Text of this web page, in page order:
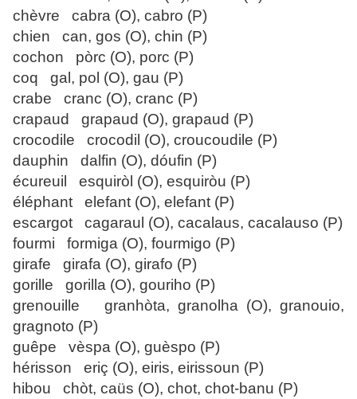
chèvre cabra (O), cabro (P)
chien can, gos (O), chin (P)
cochon pòrc (O), porc (P)
coq gal, pol (O), gau (P)
crabe cranc (O), cranc (P)
crapaud grapaud (O), grapaud (P)
crocodile crocodil (O), croucoudile (P)
dauphin dalfin (O), dóufin (P)
écureuil esquiròl (O), esquiròu (P)
éléphant elefant (O), elefant (P)
escargot cagaraul (O), cacalaus, cacalauso (P)
fourmi formiga (O), fourmigo (P)
girafe girafa (O), girafo (P)
gorille gorilla (O), gouriho (P)
grenouille granhòta, granolha (O), granouio,
gragnoto (P)
guêpe vèspa (O), guèspo (P)
hérisson eriç (O), eiris, eirissoun (P)
hibou chòt, caüs (O), chot, chot-banu (P)